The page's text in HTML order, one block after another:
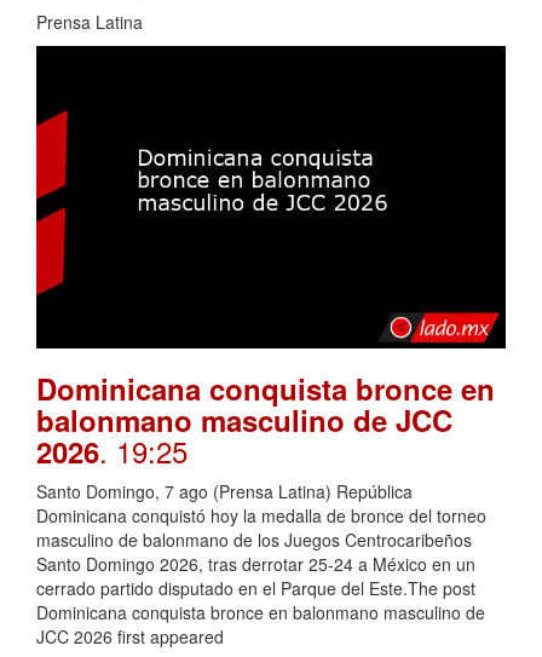
Prensa Latina
Dominicana conquista bronce en
balonmano masculino de JCC
2026. 19:25
Santo Domingo, 7 ago (Prensa Latina) República
Dominicana conquistó hoy la medalla de bronce del torneo
masculino de balonmano de los Juegos Centrocaribeños
Santo Domingo 2026, tras derrotar 25-24 a México en un
cerrado partido disputado en el Parque del Este.The post
Dominicana conquista bronce en balonmano masculino de
JCC 2026 first appeared